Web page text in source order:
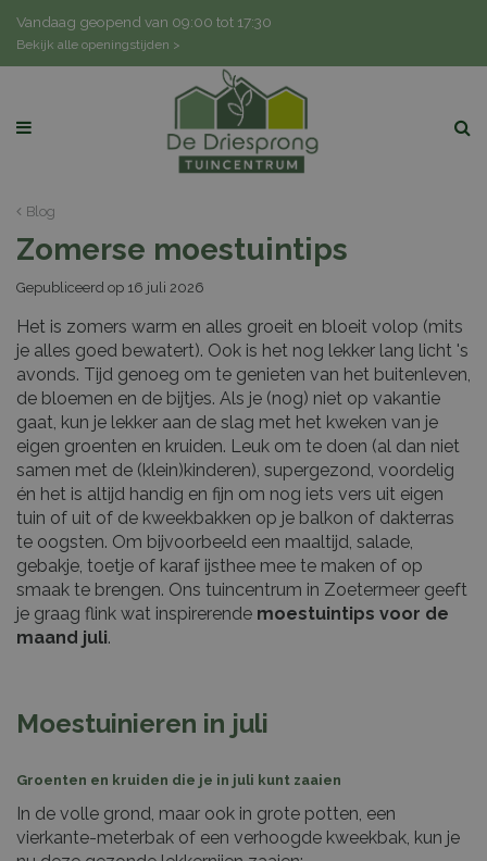
Blog
Vandaag geopend van 09:00 tot 17:30
Bekijk alle openingstijden >
Zomerse moestuintips
Gepubliceerd op 16 juli 2026
Het is zomers warm en alles groeit en bloeit volop (mits
je alles goed bewatert). Ook is het nog lekker lang licht 's
avonds. Tijd genoeg om te genieten van het buitenleven,
de bloemen en de bijtjes. Als je (nog) niet op vakantie
gaat, kun je lekker aan de slag met het kweken van je
eigen groenten en kruiden. Leuk om te doen (al dan niet
samen met de (klein)kinderen), supergezond, voordelig
én het is altijd handig en fijn om nog iets vers uit eigen
tuin of uit of de kweekbakken op je balkon of dakterras
te oogsten. Om bijvoorbeeld een maaltijd, salade,
gebakje, toetje of karaf ijsthee mee te maken of op
smaak te brengen. Ons tuincentrum in Zoetermeer geeft
je graag flink wat inspirerende moestuintips voor de
maand juli.
Moestuinieren in juli
Groenten en kruiden die je in juli kunt zaaien
In de volle grond, maar ook in grote potten, een
vierkante-meterbak of een verhoogde kweekbak, kun je